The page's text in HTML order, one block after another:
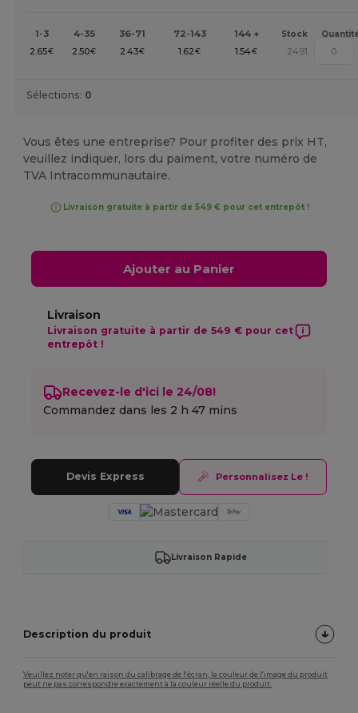
1-3 4-35 36-71 72-143 144 + Stock
2.65€ 2.50€ 2.43€ 1.62€ 1.54€ 2491
Sélections: 0
Vous êtes une entreprise? Pour profiter des prix HT,
veuillez indiquer, lors du paiment, votre numéro de
TVA Intracommunautaire.
Livraison gratuite à partir de 549 € pour cet entrepôt !
Ajouter au Panier
Livraison
Livraison gratuite à partir de 549 € pour cet
entrepôt !
Recevez-le d'ici le 24/08!
Commandez dans les 2 h 47 mins
Devis Express Personnalisez Le !
Livraison Rapide
Description du produit
Veuillez noter qu'en raison du calibrage de l'écran, la couleur de l'image du produit
peut ne pas correspondre exactement à la couleur réelle du produit.